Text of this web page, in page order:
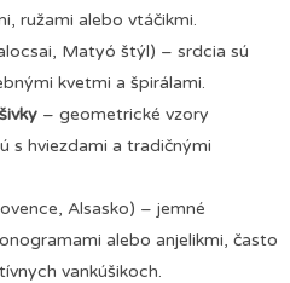
ružami alebo vtáčikmi.
Matyó štýl) – srdcia sú
kvetmi a špirálami.
– geometrické vzory
s hviezdami a tradičnými
Alsasko) – jemné
alebo anjelikmi, často
vankúšikoch.